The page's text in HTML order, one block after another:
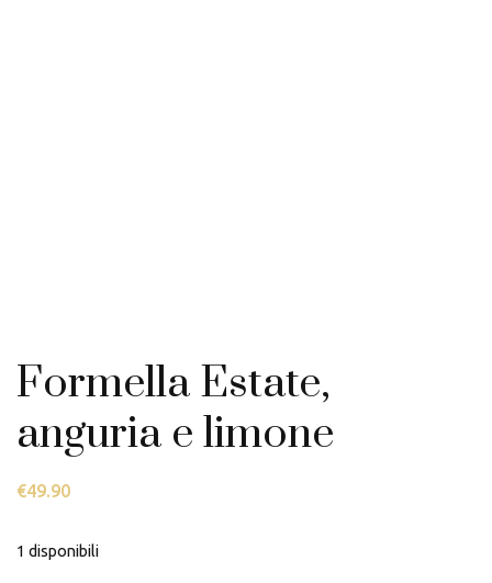
Formella Estate,
anguria e limone
€49.90
1 disponibili